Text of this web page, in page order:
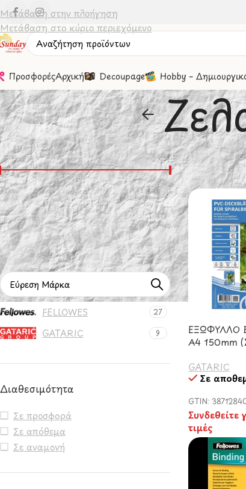
Μετάβαση στην πλοήγηση
Μετάβαση στο κύριο περιεχόμενο
ΠροσφορέςΑρχική Decoupage Hobby –
Φιλτράσισμα Βάσει Τιμής
Φιλτράρισμα
Τιμή:0 €—30 €
Καταστευαστές
FELLOWES 27
GATARIC 9
Διαθεσιμότητα
Σε προσφορά
Σε απόθεμα
Σε αναμονή
Αρχική
Εμφάνιση
ΕΞΩΦΥΛΛΟ
Α4 150mm
GATARIC
Σε
GTIN:
Συνδεθείτε
τιμές